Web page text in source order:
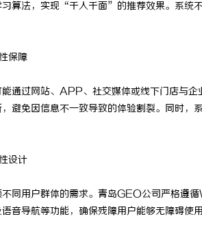
算法，实现“千人千面”的推荐效果。系统
保障
通过网站、APP、社交媒体或线下门店与
避免因信息不一致导致的体验割裂。同时
设计
同用户群体的需求。青岛GEO公司严格遵
音导航等功能，确保残障用户能够无障碍